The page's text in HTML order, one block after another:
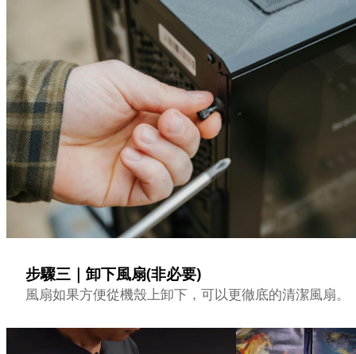
步驟三｜卸下風扇(非必要)
風扇如果方便從機殼上卸下，可以更徹底的清潔風扇。